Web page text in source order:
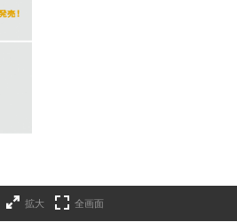
拡大 全画面